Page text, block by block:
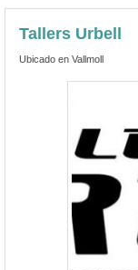
Tallers Urbell
Ubicado en Vallmoll